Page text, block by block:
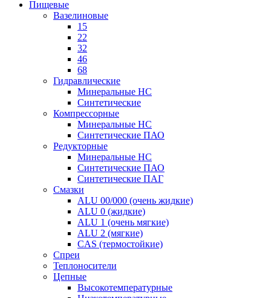
Пищевые
Вазелиновые
15
22
32
46
68
Гидравлические
Минеральные HC
Синтетические
Компрессорные
Минеральные HC
Синтетические ПАО
Редукторные
Минеральные HC
Синтетические ПАО
Синтетические ПАГ
Смазки
ALU 00/000 (очень жидкие)
ALU 0 (жидкие)
ALU 1 (очень мягкие)
ALU 2 (мягкие)
CAS (термостойкие)
Спреи
Теплоносители
Цепные
Высокотемпературные